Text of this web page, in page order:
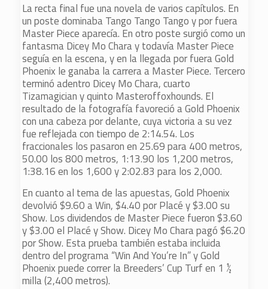
La recta final fue una novela de varios capítulos. En
un poste dominaba Tango Tango Tango y por fuera
Master Piece aparecía. En otro poste surgió como un
fantasma Dicey Mo Chara y todavía Master Piece
seguía en la escena, y en la llegada por fuera Gold
Phoenix le ganaba la carrera a Master Piece. Tercero
terminó adentro Dicey Mo Chara, cuarto
Tizamagician y quinto Masteroffoxhounds. El
resultado de la fotografía favoreció a Gold Phoenix
con una cabeza por delante, cuya victoria a su vez
fue reflejada con tiempo de 2:14.54. Los
fraccionales los pasaron en 25.69 para 400 metros,
50.00 los 800 metros, 1:13.90 los 1,200 metros,
1:38.16 en los 1,600 y 2:02.83 para los 2,000.
En cuanto al tema de las apuestas, Gold Phoenix
devolvió $9.60 a Win, $4.40 por Placé y $3.00 su
Show. Los dividendos de Master Piece fueron $3.60
y $3.00 el Placé y Show. Dicey Mo Chara pagó $6.20
por Show. Esta prueba también estaba incluida
dentro del programa “Win And You’re In” y Gold
Phoenix puede correr la Breeders’ Cup Turf en 1 ½
milla (2,400 metros).